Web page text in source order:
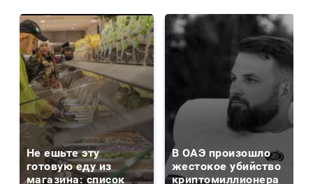
Не ешьте эту
готовую еду из
магазина: список
В ОАЭ произошло
жестокое убийство
криптомиллионера